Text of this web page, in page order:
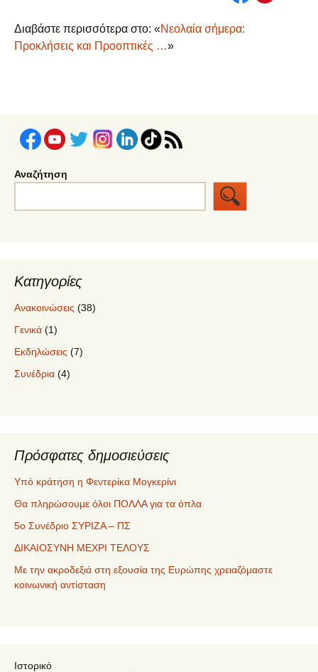
Διαβάστε περισσότερα στο: «Νεολαία σήμερα:
Προκλήσεις και Προοπτικές …»
Αναζήτηση
Κατηγορίες
Ανακοινώσεις (38)
Γενικά (1)
Εκδηλώσεις (7)
Συνέδρια (4)
Πρόσφατες δημοσιεύσεις
Υπό κράτηση η Φεντερίκα Μογκερίνι
Θα πληρώσουμε όλοι ΠΟΛΛΑ για τα όπλα
5ο Συνέδριο ΣΥΡΙΖΑ – ΠΣ
ΔΙΚΑΙΟΣΥΝΗ ΜΕΧΡΙ ΤΕΛΟΥΣ
Με την ακροδεξιά στη εξουσία της Ευρώπης χρειαζόμαστε
κοινωνική αντίσταση
Ιστορικό